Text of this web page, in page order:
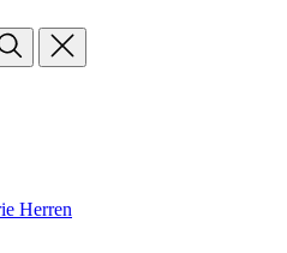
Herren